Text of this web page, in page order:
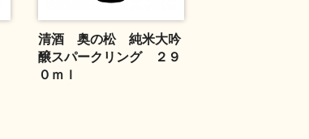
清酒 奥の松 純米大吟
醸スパークリング ２９
０ｍｌ